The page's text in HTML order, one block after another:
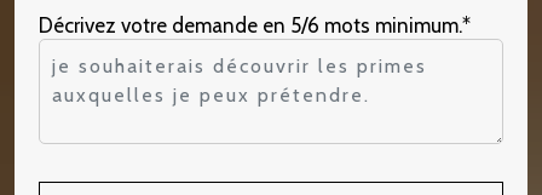
Décrivez votre demande en 5/6 mots minimum.*